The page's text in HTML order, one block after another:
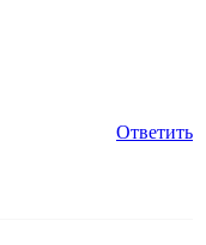
Ответить